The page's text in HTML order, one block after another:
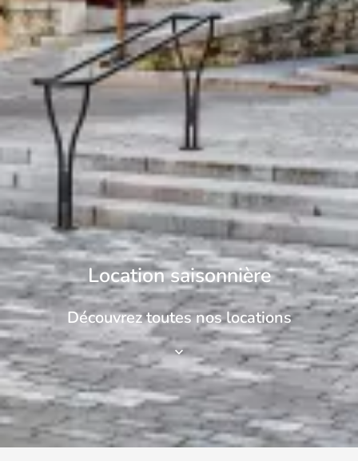
Location saisonnière
Découvrez toutes nos locations